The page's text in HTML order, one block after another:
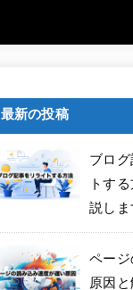
最新の投稿
ブロ
トす
説しま
ペー
原因